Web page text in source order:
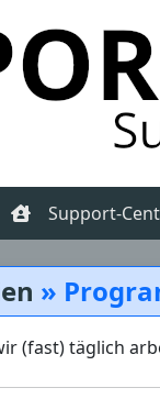
Support-
»
(fast) täglich